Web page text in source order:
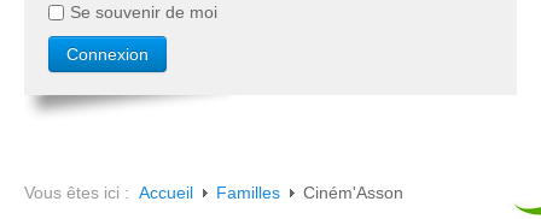
Se souvenir de moi
Vous êtes ici : Accueil Familles Ciném'Asson